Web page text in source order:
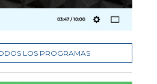
LOS PROGRAMAS